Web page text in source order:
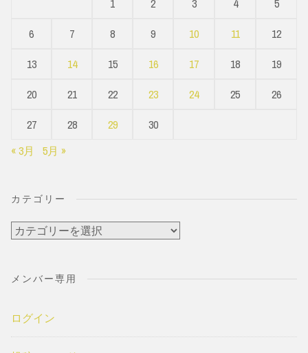
1
2 3 4
5
6
7 8 9 10 11
12
13
14 15 16 17 18
19
20
21 22 23 24 25
26
27
28 29
30
« 3月
5月 »
カテゴリー
カ
ゴ
ー
メンバー専用
ログイン